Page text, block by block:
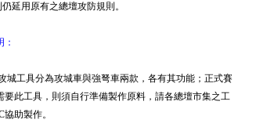
延用原有之總壇攻防規則。
城工具分為攻城車與強弩車兩款，各有其功能；正式賽
要此工具，則須自行準備製作原料，請各總壇市集之工
協助製作。